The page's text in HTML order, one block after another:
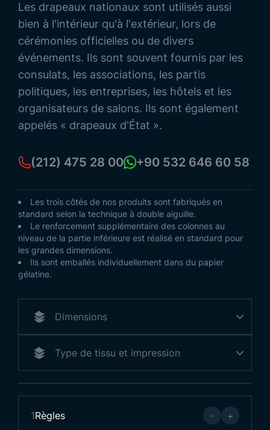
Les drapeaux nationaux sont utilisés aussi
bien à l'intérieur qu'à l'extérieur, lors de
cérémonies officielles ou de divers
événements. Ils sont souvent fournis par les
consulats, les associations, les partis
politiques, les entreprises, les hôtels et les
organisateurs de salons. Ils sont également
appelés « drapeaux d'État ».
(212) 475 28 00 +90 532 646 60 58
Les trois côtés de nos produits sont fabriqués en
standard selon la technique à double aiguille.
Le renforcement supplémentaire des colonnes au
niveau de la partie inférieure est réalisé en standard pour
les grandes dimensions.
Ils sont emballés individuellement dans du papier
gélatine.
1Règles - +